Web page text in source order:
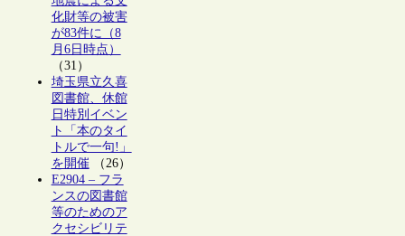
化財等の被害
が83件に（8
月6日時点）
（31）
埼玉県立久喜
図書館、休館
日特別イベン
ト「本のタイ
トルで一句!」
を開催（26）
E2904 – フラ
ンスの図書館
等のためのア
クセシビリテ